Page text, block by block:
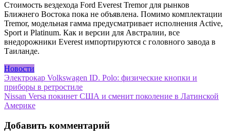
Стоимость вездехода Ford Everest Tremor для рынков
Ближнего Востока пока не объявлена. Помимо комплектации
Tremor, модельная гамма предусматривает исполнения Active,
Sport и Platinum. Как и версии для Австралии, все
внедорожники Everest импортируются с головного завода в
Таиланде.
Новости
Навигация
по
записям
Электрокар Volkswagen ID. Polo: физические кнопки и
приборы в ретростиле
Nissan Versa покинет США и сменит поколение в Латинской
Америке
Добавить комментарий